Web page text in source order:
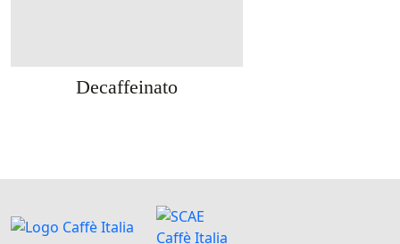
Decaffeinato